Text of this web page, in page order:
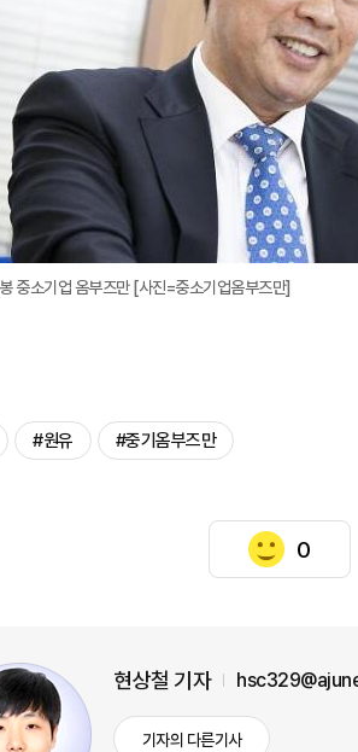
중소기업 옴부즈만 [사진=중소기업옴부즈만]
#원유 #중기옴부즈만
0
현상철 기자
기자의 다른기사